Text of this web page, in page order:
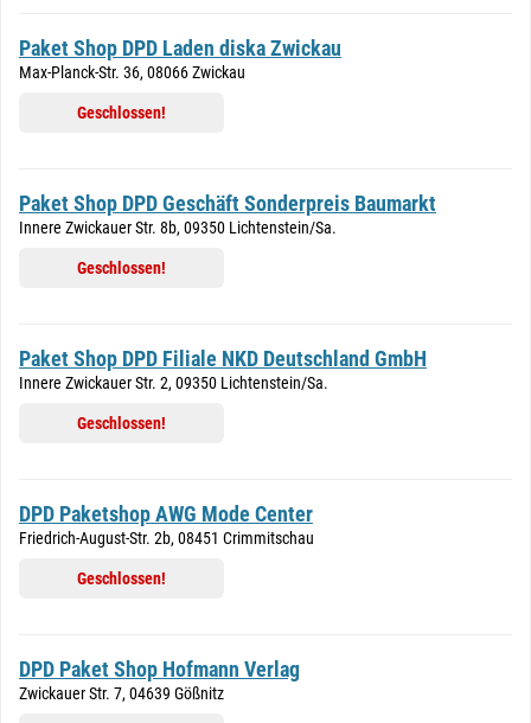
Paket Shop DPD Laden diska Zwickau
Max-Planck-Str. 36, 08066 Zwickau
Geschlossen!
Paket Shop DPD Geschäft Sonderpreis Baumarkt
Innere Zwickauer Str. 8b, 09350 Lichtenstein/Sa.
Geschlossen!
Paket Shop DPD Filiale NKD Deutschland GmbH
Innere Zwickauer Str. 2, 09350 Lichtenstein/Sa.
Geschlossen!
DPD Paketshop AWG Mode Center
Friedrich-August-Str. 2b, 08451 Crimmitschau
Geschlossen!
DPD Paket Shop Hofmann Verlag
Zwickauer Str. 7, 04639 Gößnitz